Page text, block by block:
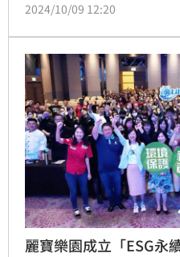
人入園第二人只要10元；
天空之夢摩天輪10月2日
慶限定燈光秀，為遊客帶
2024/10/09 12:20
麗寶樂園成立「ESG永